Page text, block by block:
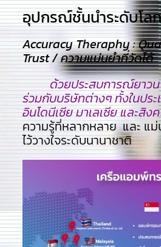
อุปกรณ์ชั้นนำระดับโลก​
Accuracy Theraphy :
Trust / ความแม่นยำที่วัดได้
ด้วยประสบการณ์ยาว
ร่วมกับบริษัทต่างๆ ทั้งในประ
อินโดนีเซีย มาเลเซีย และสิง
ความรู้ที่หลากหลาย และ แม่
ไว้วางใจระดับนานาชาติ